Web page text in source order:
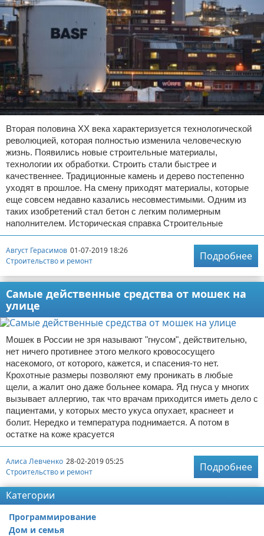
Вторая половина XX века характеризуется технологической
революцией, которая полностью изменила человеческую
жизнь. Появились новые строительные материалы,
технологии их обработки. Строить стали быстрее и
качественнее. Традиционные камень и дерево постепенно
уходят в прошлое. На смену приходят материалы, которые
еще совсем недавно казались несовместимыми. Одним из
таких изобретений стал бетон с легким полимерным
наполнителем. Историческая справка Строительные
Август Герасимов 01-07-2019 18:26
Строительство и ремонт
Подробнее
Самые действенные средства от мошек на
улице
Мошек в России не зря называют "гнусом", действительно,
нет ничего противнее этого мелкого кровососущего
насекомого, от которого, кажется, и спасения-то нет.
Крохотные размеры позволяют ему проникать в любые
щели, а жалит оно даже больнее комара. Яд гнуса у многих
вызывает аллергию, так что врачам приходится иметь дело с
пациентами, у которых место укуса опухает, краснеет и
болит. Нередко и температура поднимается. А потом в
остатке на коже красуется
Алиса Левченко 28-02-2019 05:25
Строительство и ремонт
Подробнее
Категории
Программирование
Дом и семья